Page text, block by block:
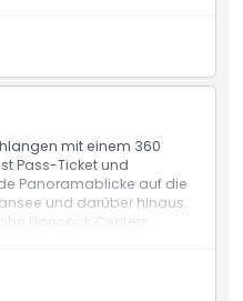
mit einem 360
Pass-Ticket und
Panoramablicke auf die
und darüber hinaus.
Hancock Centers
Deck-Erlebnis.